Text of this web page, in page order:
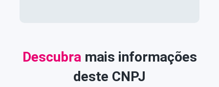
Descubramais informações
deste CNPJ